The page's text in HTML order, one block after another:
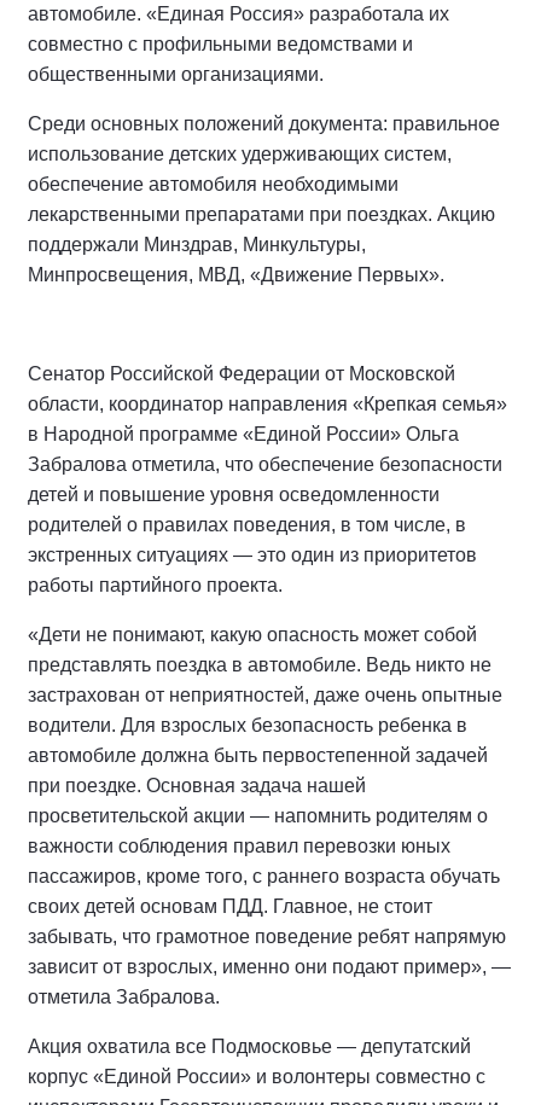
автомобиле. «Единая Россия» разработала их
совместно с профильными ведомствами и
общественными организациями.
Среди основных положений документа: правильное
использование детских удерживающих систем,
обеспечение автомобиля необходимыми
лекарственными препаратами при поездках. Акцию
поддержали Минздрав, Минкультуры,
Минпросвещения, МВД, «Движение Первых».
Сенатор Российской Федерации от Московской
области, координатор направления «Крепкая семья»
в Народной программе «Единой России» Ольга
Забралова отметила, что обеспечение безопасности
детей и повышение уровня осведомленности
родителей о правилах поведения, в том числе, в
экстренных ситуациях — это один из приоритетов
работы партийного проекта.
«Дети не понимают, какую опасность может собой
представлять поездка в автомобиле. Ведь никто не
застрахован от неприятностей, даже очень опытные
водители. Для взрослых безопасность ребенка в
автомобиле должна быть первостепенной задачей
при поездке. Основная задача нашей
просветительской акции — напомнить родителям о
важности соблюдения правил перевозки юных
пассажиров, кроме того, с раннего возраста обучать
своих детей основам ПДД. Главное, не стоит
забывать, что грамотное поведение ребят напрямую
зависит от взрослых, именно они подают пример», —
отметила Забралова.
Акция охватила все Подмосковье — депутатский
корпус «Единой России» и волонтеры совместно с